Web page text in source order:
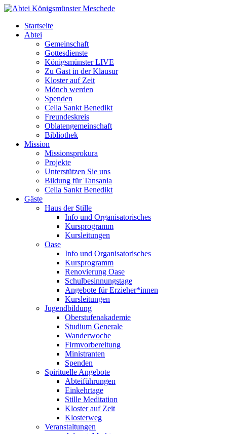
Startseite
Abtei
Gemeinschaft
Gottesdienste
Königsmünster LIVE
Zu Gast in der Klausur
Kloster auf Zeit
Mönch werden
Spenden
Cella Sankt Benedikt
Freundeskreis
Oblatengemeinschaft
Bibliothek
Mission
Missionsprokura
Projekte
Unterstützen Sie uns
Bildung für Tansania
Cella Sankt Benedikt
Gäste
Haus der Stille
Info und Organisatorisches
Kursprogramm
Kursleitungen
Oase
Info und Organisatorisches
Kursprogramm
Renovierung Oase
Schulbesinnungstage
Angebote für Erzieher*innen
Kursleitungen
Jugendbildung
Oberstufenakademie
Studium Generale
Wanderwoche
Firmvorbereitung
Ministranten
Spenden
Spirituelle Angebote
Abteiführungen
Einkehrtage
Stille Meditation
Kloster auf Zeit
Klosterweg
Veranstaltungen